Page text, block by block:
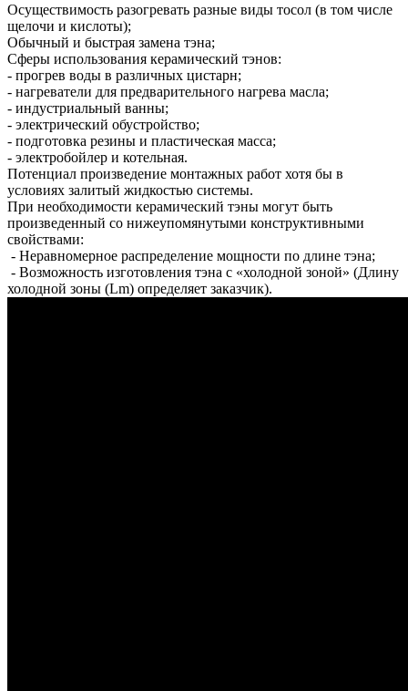
Осуществимость разогревать разные виды тосол (в том числе
щелочи и кислоты);
Обычный и быстрая замена тэна;
Сферы использования керамический тэнов:
- прогрев воды в различных цистарн;
- нагреватели для предварительного нагрева масла;
- индустриальный ванны;
- электрический обустройство;
- подготовка резины и пластическая масса;
- электробойлер и котельная.
Потенциал произведение монтажных работ хотя бы в
условиях залитый жидкостью системы.
При необходимости керамический тэны могут быть
произведенный со нижеупомянутыми конструктивными
свойствами:
- Неравномерное распределение мощности по длине тэна;
- Возможность изготовления тэна с «холодной зоной» (Длину
холодной зоны (Lm) определяет заказчик).